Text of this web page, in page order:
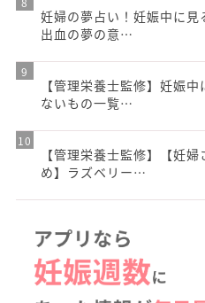
妊婦の夢占い！妊娠中に見
出血の夢の意…
【管理栄養士監修】妊娠
ないもの一覧…
【管理栄養士監修】【妊
め】ラズベリー…